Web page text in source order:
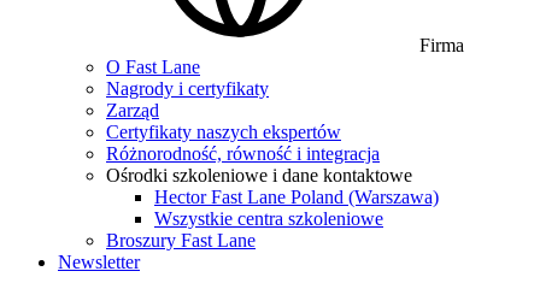
Firma
O Fast Lane
Nagrody i certyfikaty
Zarząd
Certyfikaty naszych ekspertów
Różnorodność, równość i integracja
Ośrodki szkoleniowe i dane kontaktowe
Hector Fast Lane Poland (Warszawa)
Wszystkie centra szkoleniowe
Broszury Fast Lane
Newsletter